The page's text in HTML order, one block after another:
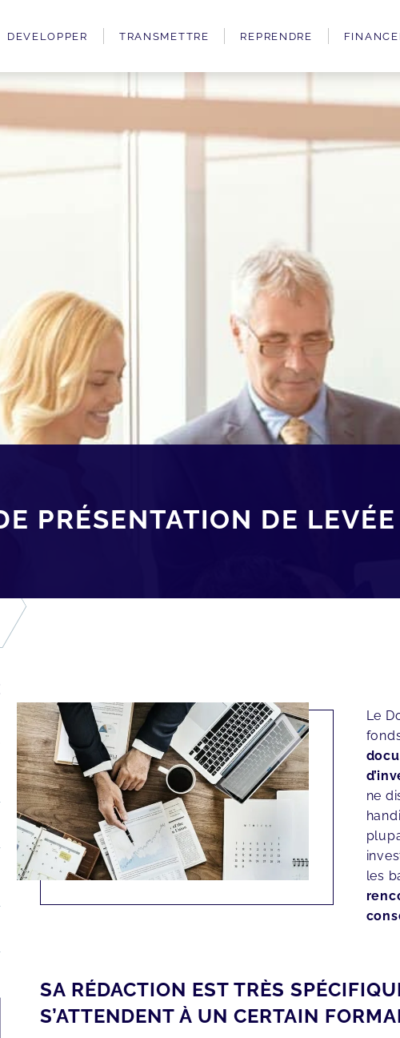
DEVELOPPER TRANSMETTRE REPRENDRE
PRÉSENTATION DE
Le
ne
les
SA RÉDACTION EST TRÈS
S’ATTENDENT À UN CERTAIN